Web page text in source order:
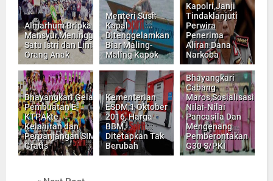
Almarhum Bripka
Mansyur,Meninggalkan
Satu Istri dan Lima
Orang Anak
Menteri Susi:
Kapal
Ditenggelamkan
Biar Maling-
Maling Kapok
Kapolri,Janji
Tindaklanjuti
Perwira
Penerima
Aliran Dana
Narkoba
Bhayangkari,Gelar
Pembuatan E-
KTP,Akte
Kelahiran dan
Perpanjangan SIM
Gratis
Kementerian
ESDM,1 Oktober
2016, Harga
BBM
Ditetapkan Tak
Berubah
Bhayangkari
Cabang
Maros,Sosialisasi
Nilai-Nilai
Pancasila Dan
Mengenang
Pemberontakan
G30 S/PKI